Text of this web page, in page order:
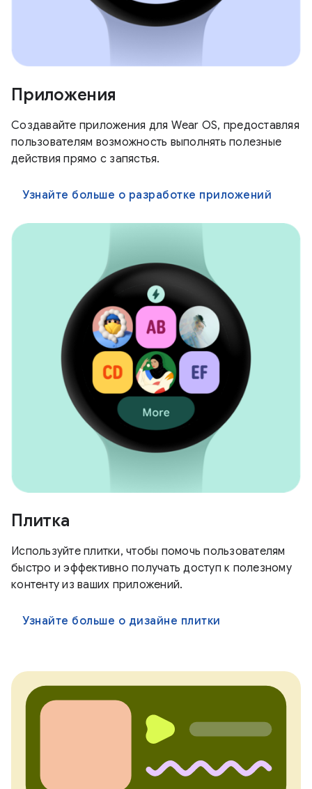
Приложения
Создавайте приложения для Wear OS, предоставляя
пользователям возможность выполнять полезные
действия прямо с запястья.
Узнайте больше о разработке приложений
Плитка
Используйте плитки, чтобы помочь пользователям
быстро и эффективно получать доступ к полезному
контенту из ваших приложений.
Узнайте больше о дизайне плитки